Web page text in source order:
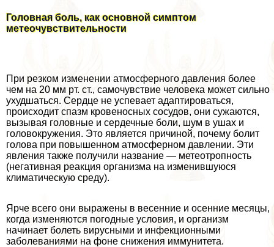
Головная боль, как основной симптом
метеочувствительности
При резком изменении атмосферного давления более
чем на 20 мм рт. ст., самочувствие человека может сильно
ухудшаться. Сердце не успевает адаптироваться,
происходит спазм кровеносных сосудов, они сужаются,
вызывая головные и сердечные боли, шум в ушах и
головокружения. Это является причиной, почему болит
голова при повышенном атмосферном давлении. Эти
явления также получили название — метеотропность
(негативная реакция организма на изменившуюся
климатическую среду).
Ярче всего они выражены в весенние и осенние месяцы,
когда изменяются погодные условия, и организм
начинает болеть вирусными и инфекционными
заболеваниями на фоне снижения иммунитета.